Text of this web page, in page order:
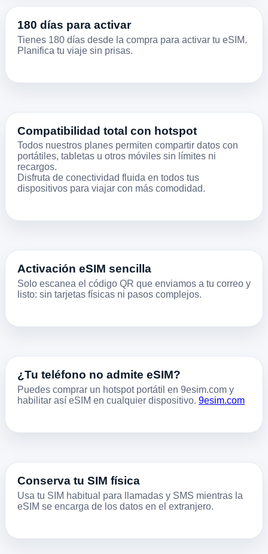
180 días para activar
Tienes 180 días desde la compra para activar tu eSIM.
Planifica tu viaje sin prisas.
Compatibilidad total con hotspot
Todos nuestros planes permiten compartir datos con
portátiles, tabletas u otros móviles sin límites ni
recargos.
Disfruta de conectividad fluida en todos tus
dispositivos para viajar con más comodidad.
Activación eSIM sencilla
Solo escanea el código QR que enviamos a tu correo y
listo: sin tarjetas físicas ni pasos complejos.
¿Tu teléfono no admite eSIM?
Puedes comprar un hotspot portátil en 9esim.com y
habilitar así eSIM en cualquier dispositivo. 9esim.com
Conserva tu SIM física
Usa tu SIM habitual para llamadas y SMS mientras la
eSIM se encarga de los datos en el extranjero.